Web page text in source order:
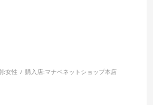
:女性 購入店:マナベネットショップ本店